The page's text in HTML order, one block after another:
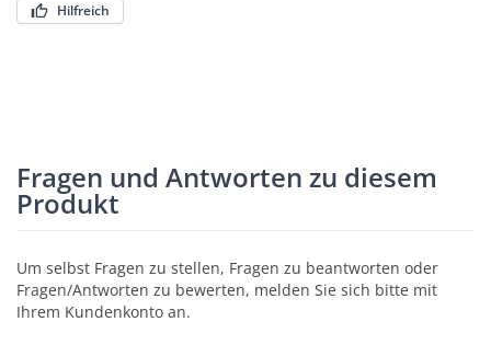
Hilfreich
Fragen und Antworten zu diesem
Produkt
Um selbst Fragen zu stellen, Fragen zu beantworten oder
Fragen/Antworten zu bewerten, melden Sie sich bitte mit
Ihrem Kundenkonto an.